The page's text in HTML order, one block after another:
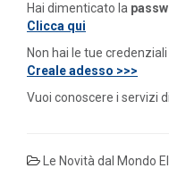
Hai dimenticato la
Clicca qui
Non hai le tue
Creale adesso >>>
Vuoi conoscere i servizi
Le Novità dal Mondo